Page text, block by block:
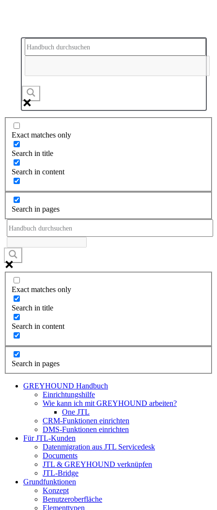
Exact matches only
Search in title
Search in content
Search in pages
Exact matches only
Search in title
Search in content
Search in pages
GREYHOUND Handbuch
Einrichtungshilfe
Wie kann ich mit GREYHOUND arbeiten?
One JTL
CRM-Funktionen einrichten
DMS-Funktionen einrichten
Für JTL-Kunden
Datenmigration aus JTL Servicedesk
Documents
JTL & GREYHOUND verknüpfen
JTL-Bridge
Grundfunktionen
Konzept
Benutzeroberfläche
Elementtypen